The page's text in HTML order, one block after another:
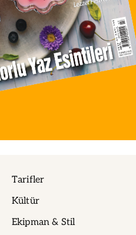
Tarifler
Kültür
Ekipman & Stil